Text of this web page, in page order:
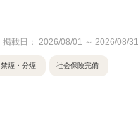
掲載日： 2026/08/01 ～ 2026/08/31
禁煙・分煙 社会保険完備